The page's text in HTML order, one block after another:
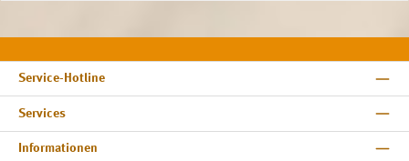
Service-Hotline
Services
Informationen